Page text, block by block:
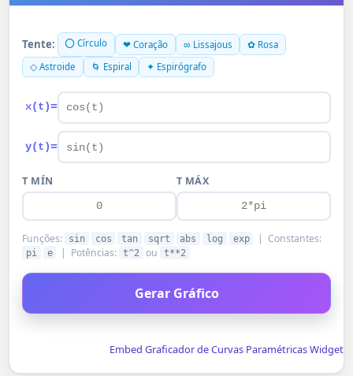
Tente: ⭕ Círculo ❤ Coração ∞ Lissajous
✿ Rosa
◇ Astroide
🌀 Espiral ✦ Espirógrafo
x(t)=
y(t)=
T MÍN T MÁX
Funções: sin cos tan sqrt abs log exp | Constantes:
pi e | Potências: t^2 ou t**2
Gerar Gráfico
Embed Graficador de Curvas Paramétricas Widget